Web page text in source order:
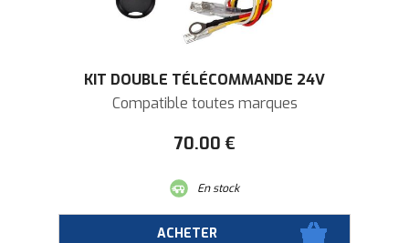
KIT DOUBLE TÉLÉCOMMANDE 24V
Compatible toutes marques
70.00 €
En stock